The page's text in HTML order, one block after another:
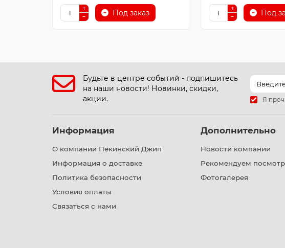
Под заказ Под
Будьте в центре событий - подпишитесь
на наши новости! Новинки, скидки,
акции.
Я
Информация
О компании Пекинский Джип
Информация о доставке
Политика безопасности
Условия оплаты
Связаться с нами
Дополнительно
Новости компании
Рекомендуем
Фотогалерея